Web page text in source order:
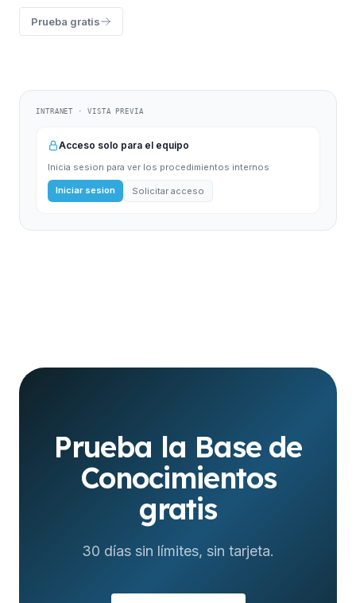
Prueba gratis
INTRANET · VISTA PREVIA
Acceso solo para el equipo
Inicia sesion para ver los procedimientos internos
Iniciar sesion Solicitar acceso
Prueba la Base de
Conocimientos
gratis
30 días sin límites, sin tarjeta.